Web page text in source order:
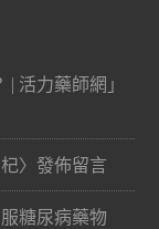
| 活力藥師網 」
〉發佈留言
糖尿病藥物